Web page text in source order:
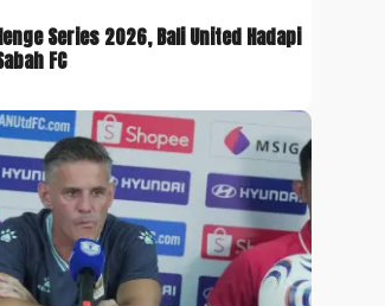
Series 2026, Bali United Hadapi
FC